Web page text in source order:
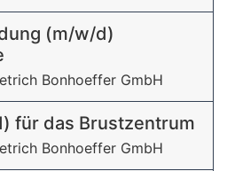
(m/w/d)
Bonhoeffer GmbH
für das Brustzentrum
Bonhoeffer GmbH